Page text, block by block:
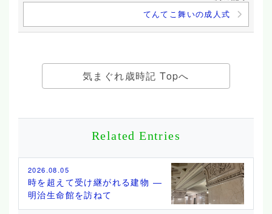
てんてこ舞いの成人式
気まぐれ歳時記 Topへ
Related Entries
2026.08.05
時を超えて受け継がれる建物 ―
明治生命館を訪ねて